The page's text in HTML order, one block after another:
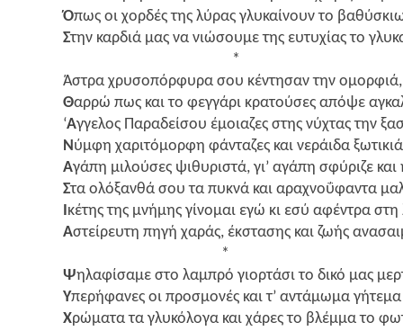
Όπως οι χορ­δές της λύρας γλυ­καί­νουν το
Στην καρ­διά μας να νιώ­σου­με της ευτυ­χί­ας το
*
Άστρα χρυ­σο­πόρ­φυ­ρα σου κέντη­σαν την ομορ­φιά,
Θαρρώ πως και το φεγ­γά­ρι κρα­τού­σες από­ψε
‘Αγγε­λος Παρα­δεί­σου έμοια­ζες στης νύχτας την
Νύμφη χαρι­τό­μορ­φη φάντα­ζες και νεράι­δα
Αγάπη μιλού­σες ψιθυ­ρι­στά, γι’ αγά­πη σφύ­ρι­ζε και
Στα ολό­ξαν­θά σου τα πυκνά και αρα­χνο­ΰ­φα­ντα
Ικέτης της μνή­μης γίνο­μαι εγώ κι εσύ αφέ­ντρα
Αστεί­ρευ­τη πηγή χαράς, έκστα­σης και ζωής
*
Ψηλα­φί­σα­με στο λαμπρό γιορ­τά­σι το δικό μας
Υπερή­φα­νες οι προ­σμο­νές και τ’ αντά­μω­μα γήτε­μα
Χρώμα­τα τα γλυ­κό­λο­γα και χάρες το βλέμ­μα το